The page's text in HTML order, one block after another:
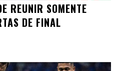
REUNIR SOMENTE
DE FINAL